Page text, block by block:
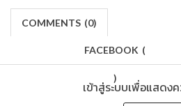
COMMENTS (0)
FACEBOOK (
)
เข้าสู่ระบบเพื่อแสดง